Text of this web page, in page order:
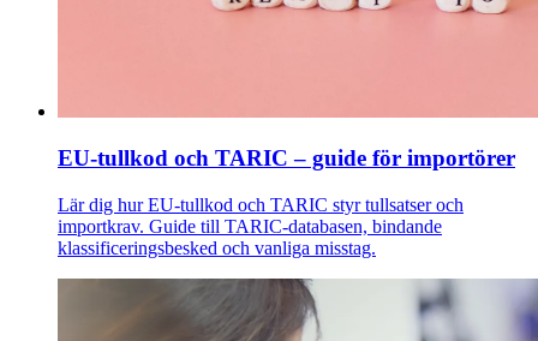
EU-tullkod och TARIC – guide för importörer
Lär dig hur EU-tullkod och TARIC styr tullsatser och
importkrav. Guide till TARIC-databasen, bindande
klassificeringsbesked och vanliga misstag.